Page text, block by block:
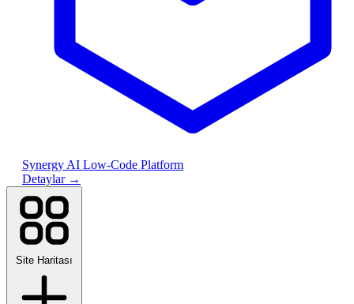
Synergy AI Low-Code Platform
Detaylar →
Site Haritası